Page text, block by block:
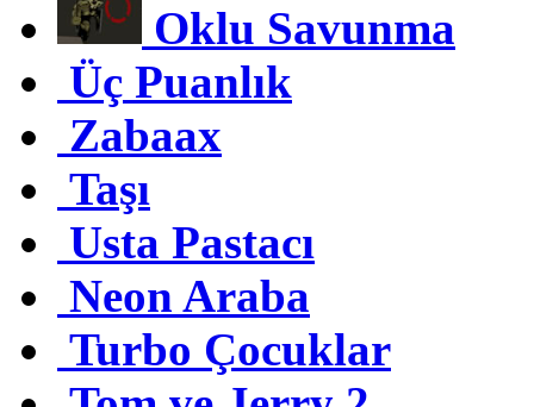
Oklu Savunma
Üç Puanlık
Zabaax
Taşı
Usta Pastacı
Neon Araba
Turbo Çocuklar